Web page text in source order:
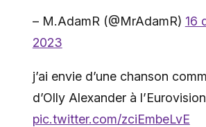
– M.AdamR (@MrAdamR) 16
2023
j’ai envie d’une chanson
d’Olly Alexander à
pic.twitter.com/zciEmbeLvE